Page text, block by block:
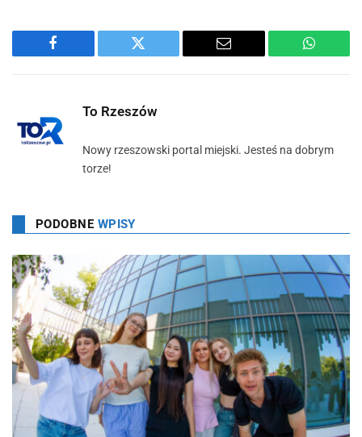
Facebook Twitter Email
To Rzeszów
Nowy rzeszowski portal miejski. Jesteś na dobrym
torze!
PODOBNE WPISY